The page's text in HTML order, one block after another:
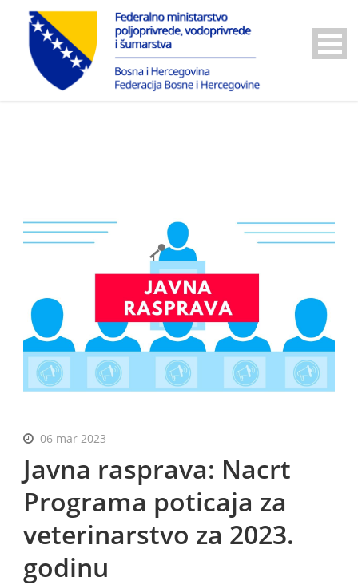
BiH
06 mar 2023
Javna rasprava: Nacrt
Programa poticaja za
veterinarstvo za 2023.
godinu